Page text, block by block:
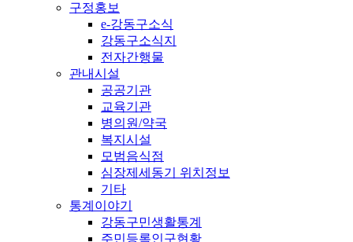
구정홍보
e-강동구소식
강동구소식지
전자간행물
관내시설
공공기관
교육기관
병의원/약국
복지시설
모범음식점
심장제세동기 위치정보
기타
통계이야기
강동구민생활통계
주민등록인구현황